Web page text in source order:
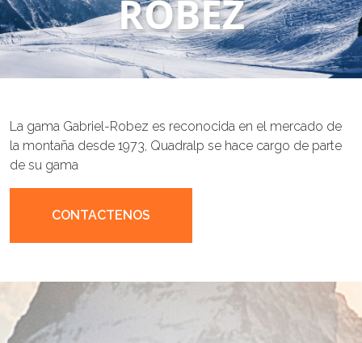
ROBEZ
La gama Gabriel-Robez es reconocida en el mercado de
la montaña desde 1973, Quadralp se hace cargo de parte
de su gama
CONTACTENOS